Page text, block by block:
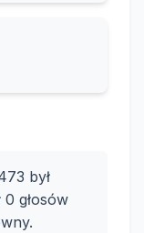
był
głosów